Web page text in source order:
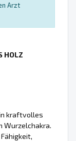
Arzt
HOLZ
kraftvolles
Wurzelchakra.